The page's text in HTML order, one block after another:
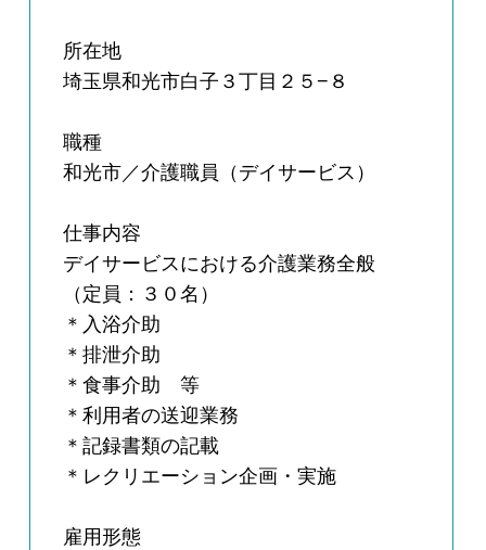
所在地
埼玉県和光市白子３丁目２５−８
職種
和光市／介護職員（デイサービス）
仕事内容
デイサービスにおける介護業務全般
（定員：３０名）
＊入浴介助
＊排泄介助
＊食事介助 等
＊利用者の送迎業務
＊記録書類の記載
＊レクリエーション企画・実施
雇用形態